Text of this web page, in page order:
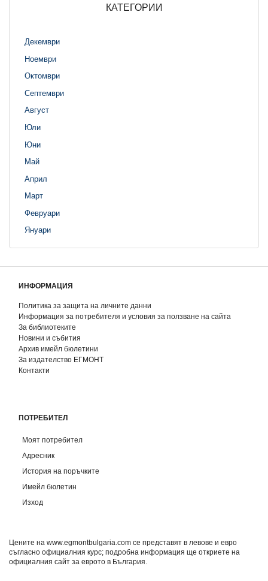
КАТЕГОРИИ
Декември
Ноември
Октомври
Септември
Август
Юли
Юни
Май
Април
Март
Февруари
Януари
ИНФОРМАЦИЯ
Политика за защита на личните данни
Информация за потребителя и условия за ползване на сайта
За библиотеките
Новини и събития
Архив имейл бюлетини
За издателство ЕГМОНТ
Контакти
ПОТРЕБИТЕЛ
Моят потребител
Адресник
История на поръчките
Имейл бюлетин
Изход
Цените на www.egmontbulgaria.com се представят в левове и евро
съгласно официалния курс; подробна информация ще откриете на
официалния сайт за еврото в България